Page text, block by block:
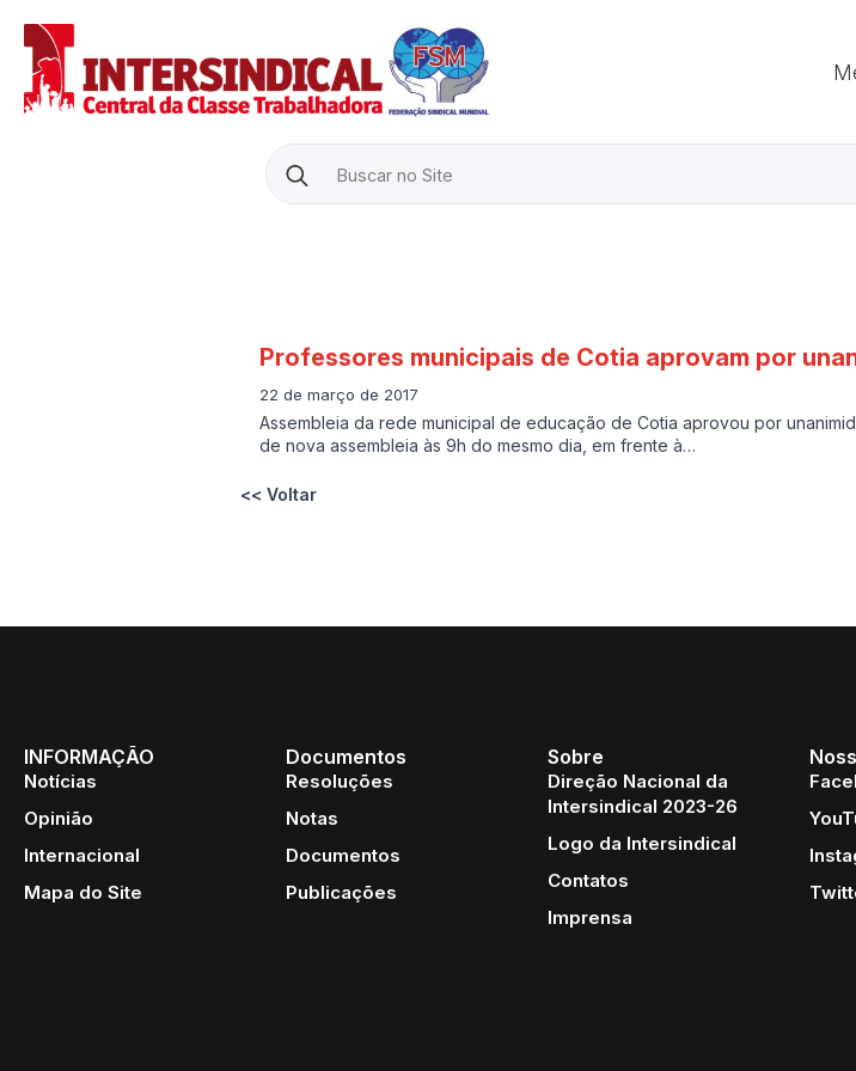
Search
for:
Professores municipais de Cotia aprovam por
22 de março de 2017
Assembleia da rede municipal de educação de Cotia aprovou por
de nova assembleia às 9h do mesmo dia, em frente à…
<< Voltar
INFORMAÇÃO
Notícias
Opinião
Internacional
Mapa do Site
Documentos
Resoluções
Notas
Documentos
Publicações
Sobre
Direção Nacional da
Intersindical 2023-26
Logo da Intersindical
Contatos
Imprensa